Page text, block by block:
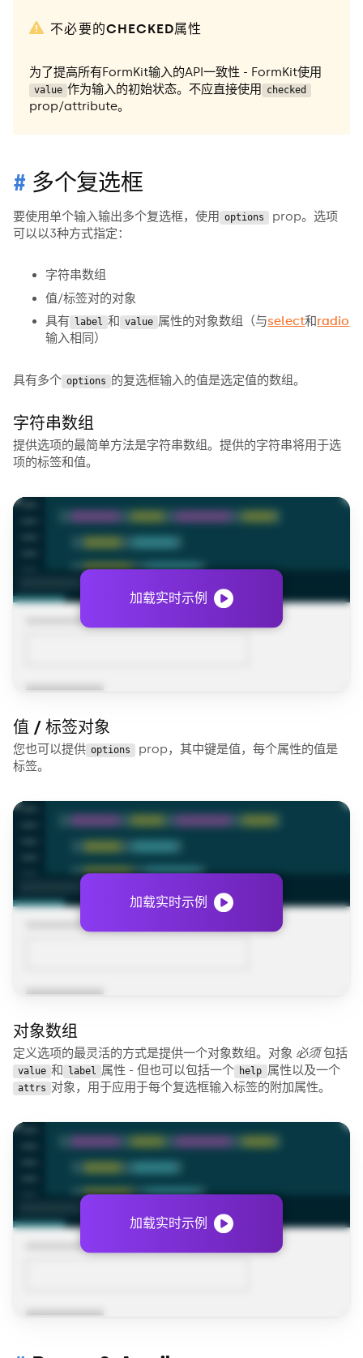
不必要的CHECKED属性
为了提高所有FormKit输入的API一致性 - FormKit使用
value 作为输入的初始状态。不应直接使用 checked
prop/attribute。
多个复选框
要使用单个输入输出多个复选框，使用 options
prop。选项
可以以3种方式指定：
字符串数组
值/标签对的对象
具有 label 和 value 属性的对象数组（与select和radio
输入相同）
具有多个 options 的复选框输入的值是选定值的数组。
字符串数组
提供选项的最简单方法是字符串数组。提供的字符串将用于选
项的标签和值。
加载实时示例
值 / 标签对象
您也可以提供 options
prop，其中键是值，每个属性的值是
标签。
加载实时示例
对象数组
定义选项的最灵活的方式是提供一个对象数组。对象 必须包括
value 和 label 属性 - 但也可以包括一个 help 属性以及一个
attrs 对象，用于应用于每个复选框输入标签的附加属性。
加载实时示例